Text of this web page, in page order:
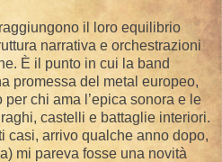
raggiungono il loro equilibrio
narrativa e orchestrazioni
È il punto in cui la band
promessa del metal europeo,
chi ama l’epica sonora e le
castelli e battaglie interiori.
casi, arrivo qualche anno dopo,
mi pareva fosse una novità